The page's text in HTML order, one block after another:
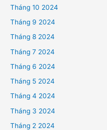
Tháng 10 2024
Tháng 9 2024
Tháng 8 2024
Tháng 7 2024
Tháng 6 2024
Tháng 5 2024
Tháng 4 2024
Tháng 3 2024
Tháng 2 2024